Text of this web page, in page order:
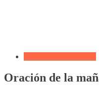
Oración de la